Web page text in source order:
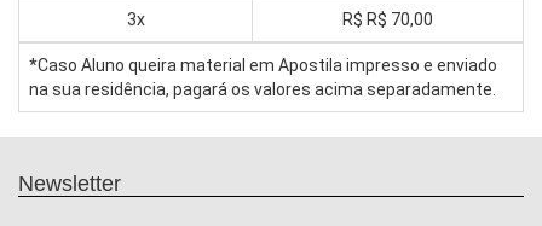
3x R$ R$ 70,00
*Caso Aluno queira material em Apostila impresso e enviado
na sua residência, pagará os valores acima separadamente.
Newsletter